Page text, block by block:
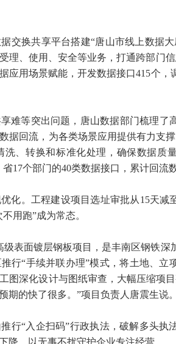
交换共享平台搭建“唐山市线上数据
理、使用、安全等业务，打通跨部门
应用场景赋能，开发数据接口415个，
难等突出问题，唐山数据部门梳理了
据回流，为各类场景应用提供有力支
、转换和标准化处理，确保数据质
17个部门的40类数据接口，累计回流
化。工程建设项目选址审批从15天减
用跑”成为常态。
级表面镀层钢板项目，是丰南区钢铁深
行“手续并联办理”模式，将土地、立
图深化设计与图纸审查，大幅压缩项
的快了很多。”项目负责人唐震生说。
行“入企扫码”行政执法，破解多头执
降，以无事不扰守护企业专注经营。